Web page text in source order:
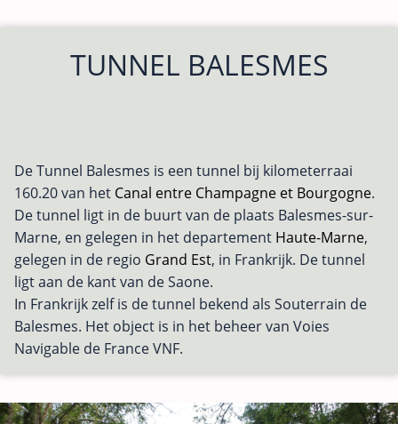
TUNNEL BALESMES
De Tunnel Balesmes is een tunnel bij kilometerraai
160.20 van het Canal entre Champagne et Bourgogne.
De tunnel ligt in de buurt van de plaats Balesmes-sur-
Marne, en gelegen in het departement Haute-Marne,
gelegen in de regio Grand Est, in Frankrijk. De tunnel
ligt aan de kant van de Saone.
In Frankrijk zelf is de tunnel bekend als Souterrain de
Balesmes. Het object is in het beheer van Voies
Navigable de France VNF.